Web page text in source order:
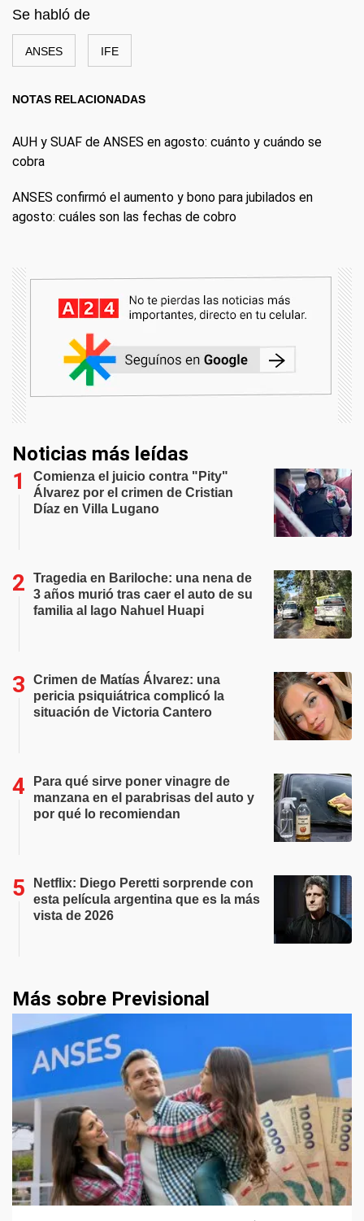
Se habló de
ANSES IFE
NOTAS RELACIONADAS
AUH y SUAF de ANSES en agosto: cuánto y cuándo se
cobra
ANSES confirmó el aumento y bono para jubilados en
agosto: cuáles son las fechas de cobro
Noticias más leídas
Comienza el juicio contra "Pity"
Álvarez por el crimen de Cristian
Díaz en Villa Lugano
Tragedia en Bariloche: una nena de
3 años murió tras caer el auto de su
familia al lago Nahuel Huapi
Crimen de Matías Álvarez: una
pericia psiquiátrica complicó la
situación de Victoria Cantero
Para qué sirve poner vinagre de
manzana en el parabrisas del auto y
por qué lo recomiendan
Netflix: Diego Peretti sorprende con
esta película argentina que es la más
vista de 2026
Más sobre Previsional